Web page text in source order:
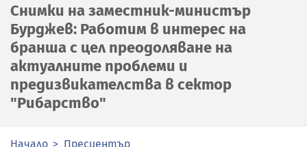
Снимки на заместник-министър
Бурджев: Работим в интерес на
бранша с цел преодоляване на
актуалните проблеми и
предизвикателства в сектор
"Рибарство"
Начало Пресцентър